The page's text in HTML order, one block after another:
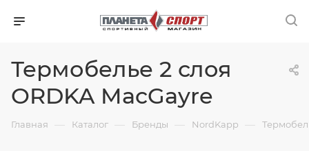
Термобелье 2 слоя
ORDKA MacGayre
Главная — Каталог — Бренды — NordKapp —